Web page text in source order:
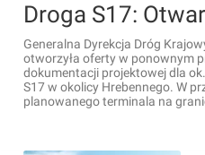
Generalna Dyrekcja Dróg
otworzyła oferty w ponownym
dokumentacji projektowej dla
S17 w okolicy Hrebennego. W
planowanego terminala na